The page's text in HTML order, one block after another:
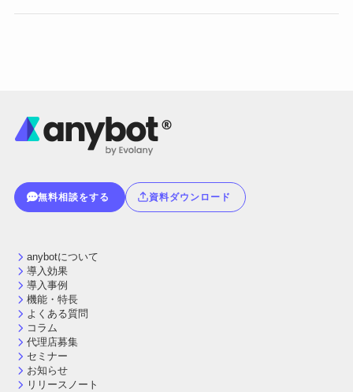
無料相談をする 資料ダウンロード
anybotについて
導入効果
導入事例
機能・特長
よくある質問
コラム
代理店募集
セミナー
お知らせ
リリースノート